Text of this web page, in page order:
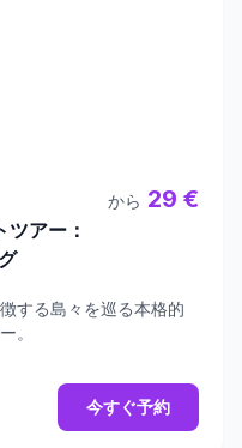
アー：
から 29 €
する島々を巡る本格的
。
今すぐ予約